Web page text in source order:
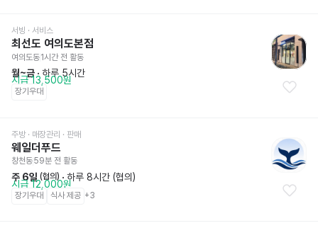
서빙 · 서비스
최선도 여의도본점
여의도동1시간 전 활동
월~금 · 하루 5시간
시급 13,500원
장기우대
주방 · 매장관리 · 판매
웨일더푸드
창천동59분 전 활동
주 6일 (협의) · 하루 8시간 (협의)
시급 12,000원
장기우대 식사 제공 +3